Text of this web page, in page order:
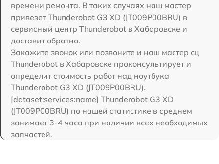
времени ремонта. В таких случаях наш мастер
привезет Thunderobot G3 XD (JT009P00BRU) в
сервисный центр Thunderobot в Хабаровске и
доставит обратно.
Закажите звонок или позвоните и наш мастер сц
Thunderobot в Хабаровске проконсультирует и
определит стоимость работ над ноутбука
Thunderobot G3 XD (JT009P00BRU).
[dataset:services:name] Thunderobot G3 XD
(JT009P00BRU) по нашей статистике в среднем
занимает 3-4 часа при наличии всех необходимых
запчастей.